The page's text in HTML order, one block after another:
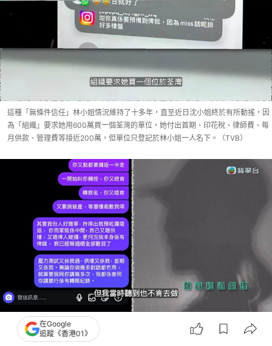
這種「無條件信任」林小姐情況維持了十多年，直至近日沈小姐終於有所動搖，因
為「組織」要求她用600萬買一個荃灣的單位，她付出首期、印花稅、律師費、每
月供款、管理費等接近200萬，但單位只登記於林小姐一人名下。（TVB）
沈小姐透露自己拒絕配合的期間，曾遭遇座駕被刮花、私密照被亂傳、被匿名電話
恐嚇、凌晨有人上門敲門等事件：「佢話因為我得罪咗其他組織嘅人，所以會俾人
在Google
追蹤《香港01》